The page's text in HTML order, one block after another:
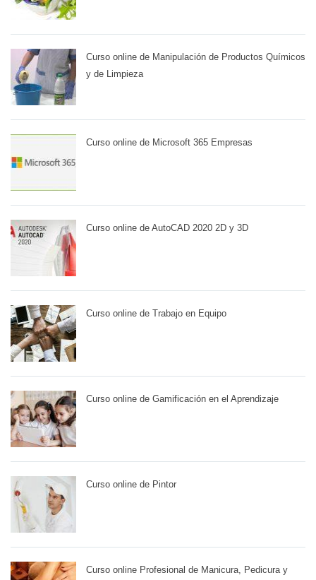
Curso online de Manipulación de Productos Químicos
y de Limpieza
Curso online de Microsoft 365 Empresas
Curso online de AutoCAD 2020 2D y 3D
Curso online de Trabajo en Equipo
Curso online de Gamificación en el Aprendizaje
Curso online de Pintor
Curso online Profesional de Manicura, Pedicura y